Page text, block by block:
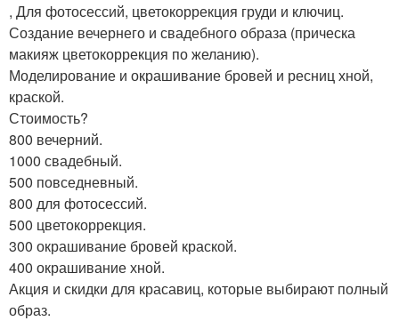
, Для фотосессий, цветокоррекция груди и ключиц.
Создание вечернего и свадебного образа (прическа
макияж цветокоррекция по желанию).
Моделирование и окрашивание бровей и ресниц хной,
краской.
Стоимость?
800 вечерний.
1000 свадебный.
500 повседневный.
800 для фотосессий.
500 цветокоррекция.
300 окрашивание бровей краской.
400 окрашивание хной.
Акция и скидки для красавиц, которые выбирают полный
образ.